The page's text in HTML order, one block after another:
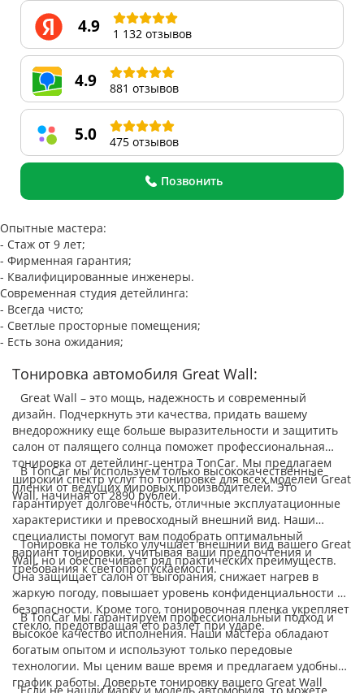
4.9 1 132 отзывов
4.9 881 отзывов
5.0 475 отзывов
Позвонить
Опытные мастера:
- Стаж от 9 лет;
- Фирменная гарантия;
- Квалифицированные инженеры.
Современная студия детейлинга:
- Всегда чисто;
- Светлые просторные помещения;
- Есть зона ожидания;
Тонировка автомобиля Great Wall:
Great Wall – это мощь, надежность и современный
дизайн. Подчеркнуть эти качества, придать вашему
внедорожнику еще больше выразительности и защитить
салон от палящего солнца поможет профессиональная
тонировка от детейлинг-центра TonCar. Мы предлагаем
широкий спектр услуг по тонировке для всех моделей Great
Wall, начиная от 2890 рублей.
В TonCar мы используем только высококачественные
пленки от ведущих мировых производителей. Это
гарантирует долговечность, отличные эксплуатационные
характеристики и превосходный внешний вид. Наши
специалисты помогут вам подобрать оптимальный
вариант тонировки, учитывая ваши предпочтения и
требования к светопропускаемости.
Тонировка не только улучшает внешний вид вашего Great
Wall, но и обеспечивает ряд практических преимуществ.
Она защищает салон от выгорания, снижает нагрев в
жаркую погоду, повышает уровень конфиденциальности и
безопасности. Кроме того, тонировочная пленка укрепляет
стекло, предотвращая его разлет при ударе.
В TonCar мы гарантируем профессиональный подход и
высокое качество исполнения. Наши мастера обладают
богатым опытом и используют только передовые
технологии. Мы ценим ваше время и предлагаем удобный
график работы. Доверьте тонировку вашего Great Wall
Если не нашли марку и модель автомобиля, то можете